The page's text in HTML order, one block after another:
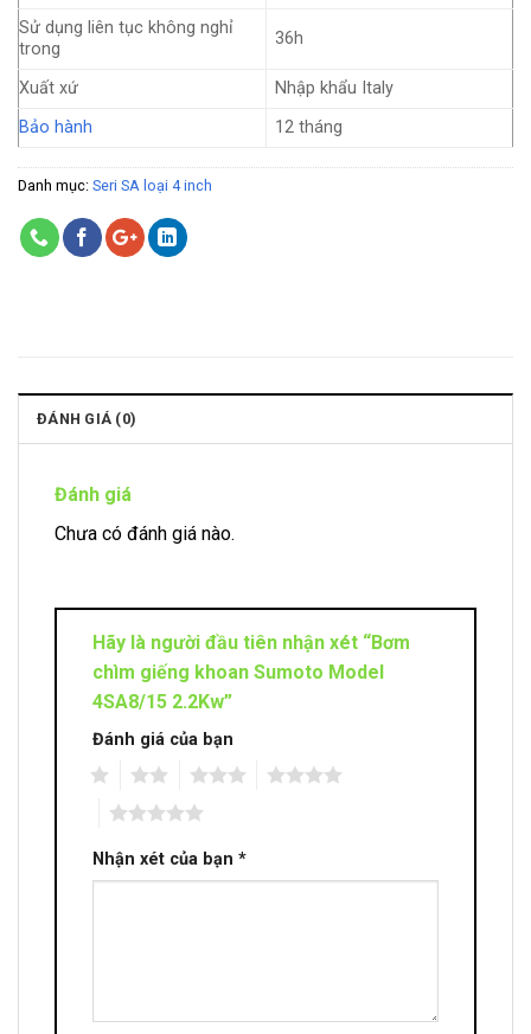
Sử dụng liên tục không nghỉ
trong
36h
Xuất xứ
Nhập khẩu Italy
Bảo hành
12 tháng
Danh mục: Seri SA loại 4 inch
ĐÁNH GIÁ (0)
Đánh giá
Chưa có đánh giá nào.
Hãy là người đầu tiên nhận xét “Bơm
chìm giếng khoan Sumoto Model
4SA8/15 2.2Kw”
Đánh giá của bạn
Nhận xét của bạn *